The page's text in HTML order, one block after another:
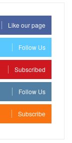
Like our page
Follow Us
Subscribed
Follow Us
Subscribe